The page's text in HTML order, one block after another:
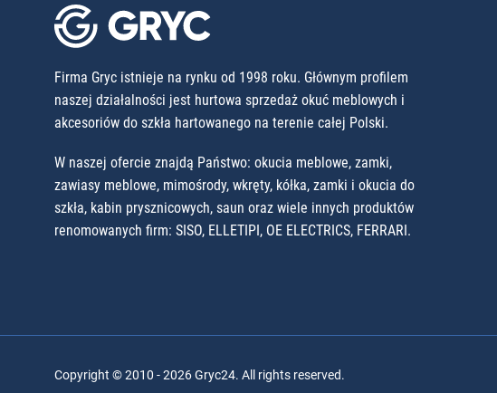
Firma Gryc istnieje na rynku od 1998 roku. Głównym profilem
naszej działalności jest hurtowa sprzedaż okuć meblowych i
akcesoriów do szkła hartowanego na terenie całej Polski.
W naszej ofercie znajdą Państwo: okucia meblowe, zamki,
zawiasy meblowe, mimośrody, wkręty, kółka, zamki i okucia do
szkła, kabin prysznicowych, saun oraz wiele innych produktów
renomowanych firm: SISO, ELLETIPI, OE ELECTRICS, FERRARI.
Copyright © 2010 - 2026 Gryc24. All rights reserved.